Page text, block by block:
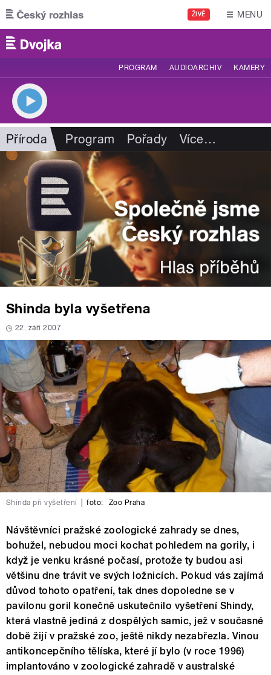
Přejít k hlavnímu obsahu
ŽIVĚ MENU
PROGRAM AUDIOARCHIV KAMERY
Příroda Program Pořady Více…
Shinda byla vyšetřena
22. září 2007
Shinda při vyšetření foto: Zoo Praha
Návštěvníci pražské zoologické zahrady se dnes,
bohužel, nebudou moci kochat pohledem na gorily, i
když je venku krásné počasí, protože ty budou asi
většinu dne trávit ve svých ložnicích. Pokud vás zajímá
důvod tohoto opatření, tak dnes dopoledne se v
pavilonu goril konečně uskutečnilo vyšetření Shindy,
která vlastně jediná z dospělých samic, jež v současné
době žijí v pražské zoo, ještě nikdy nezabřezla. Vinou
antikoncepčního tělíska, které jí bylo (v roce 1996)
implantováno v zoologické zahradě v australské